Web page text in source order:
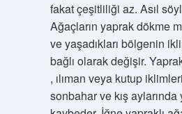
fakat çeşitliliği az. Asıl
Ağaçların yaprak dökme
ve yaşadıkları bölgenin
bağlı olarak değişir.
, ılıman veya kutup
sonbahar ve kış aylarında